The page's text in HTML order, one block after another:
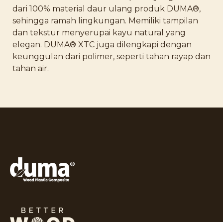
dari 100% material daur ulang produk DUMA®,
sehingga ramah lingkungan. Memiliki tampilan
dan tekstur menyerupai kayu natural yang
elegan. DUMA® XTC juga dilengkapi dengan
keunggulan dari polimer, seperti tahan rayap dan
tahan air.